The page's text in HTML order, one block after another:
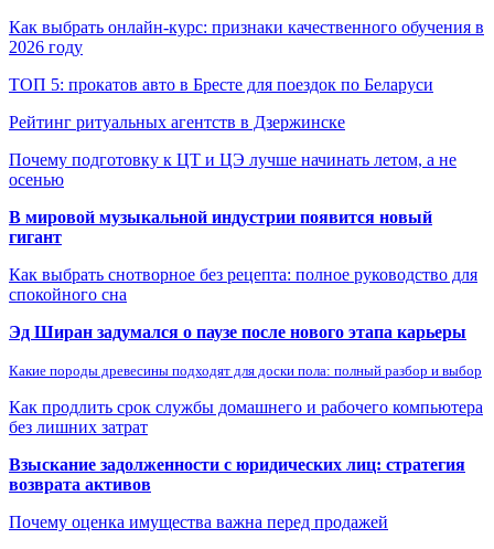
Как выбрать онлайн-курс: признаки качественного обучения в
2026 году
ТОП 5: прокатов авто в Бресте для поездок по Беларуси
Рейтинг ритуальных агентств в Дзержинске
Почему подготовку к ЦТ и ЦЭ лучше начинать летом, а не
осенью
В мировой музыкальной индустрии появится новый
гигант
Как выбрать снотворное без рецепта: полное руководство для
спокойного сна
Эд Ширан задумался о паузе после нового этапа карьеры
Какие породы древесины подходят для доски пола: полный разбор и выбор
Как продлить срок службы домашнего и рабочего компьютера
без лишних затрат
Взыскание задолженности с юридических лиц: стратегия
возврата активов
Почему оценка имущества важна перед продажей